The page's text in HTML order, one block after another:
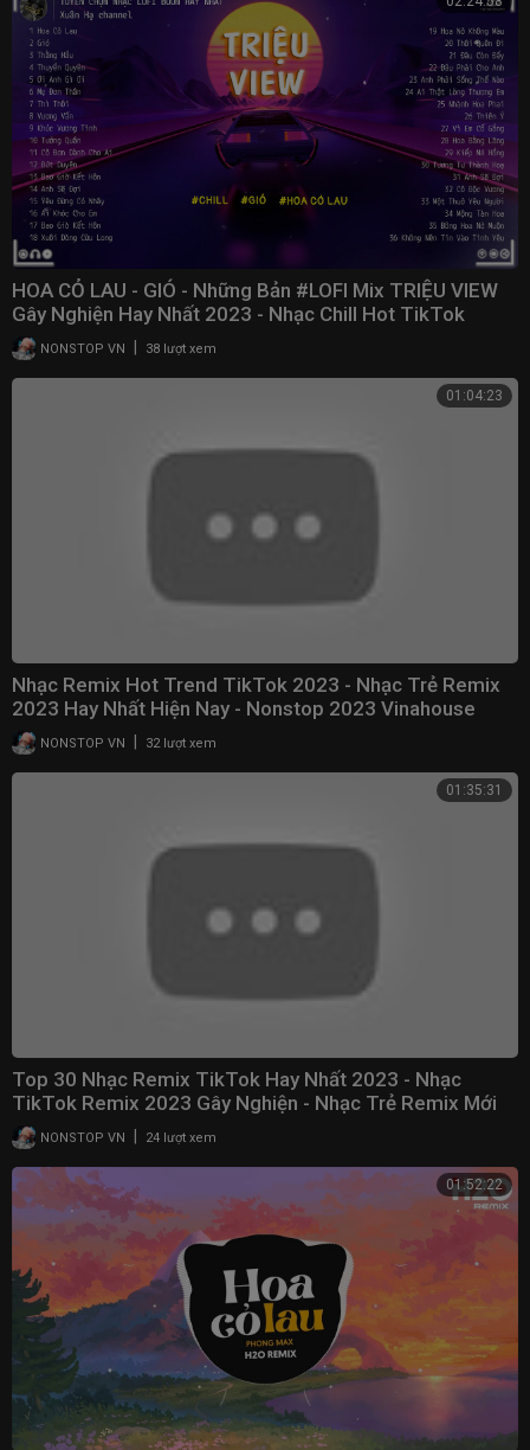
HOA CỎ LAU - GIÓ - Những Bản #LOFI Mix TRIỆU VIEW
Gây Nghiện Hay Nhất 2023 - Nhạc Chill Hot TikTok
NONSTOP VN 38 lượt xem
01:04:23
Nhạc Remix Hot Trend TikTok 2023 - Nhạc Trẻ Remix
2023 Hay Nhất Hiện Nay - Nonstop 2023 Vinahouse
NONSTOP VN 32 lượt xem
01:35:31
Top 30 Nhạc Remix TikTok Hay Nhất 2023 - Nhạc
TikTok Remix 2023 Gây Nghiện - Nhạc Trẻ Remix Mới
NhấtNONSTOP VN 24 lượt xem
01:52:22